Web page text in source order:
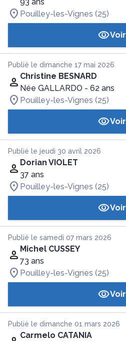
Pouilley-les-Vignes (25)
Voir
Publié le dimanche 17 mai 2026
Christine BESNARD
Née GALLARDO - 62 ans
Pouilley-les-Vignes (25)
Voir
Publié le jeudi 30 avril 2026
Dorian VIOLET
37 ans
Pouilley-les-Vignes (25)
Voir
Publié le samedi 07 mars 2026
Michel CUSSEY
73 ans
Pouilley-les-Vignes (25)
Voir
Publié le dimanche 01 mars 2026
Carmelo CATANIA